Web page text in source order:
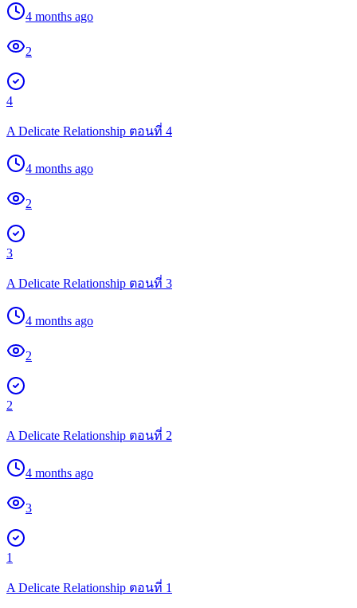
4 months ago
2
4
A Delicate Relationship ตอนที่ 4
4 months ago
2
3
A Delicate Relationship ตอนที่ 3
4 months ago
2
2
A Delicate Relationship ตอนที่ 2
4 months ago
3
1
A Delicate Relationship ตอนที่ 1